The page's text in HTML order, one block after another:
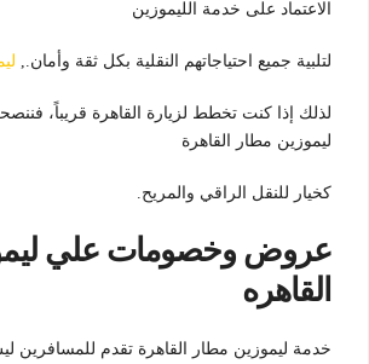
الاعتماد على خدمة الليموزين
لتلبية جميع احتياجاتهم النقلية بكل ثقة وأمان.,
لذلك إذا كنت تخطط لزيارة القاهرة قريباً،
ليموزين مطار القاهرة
كخيار للنقل الراقي والمريح.
عروض وخصومات علي
القاهره
خدمة ليموزين مطار القاهرة تقدم للمسافرين